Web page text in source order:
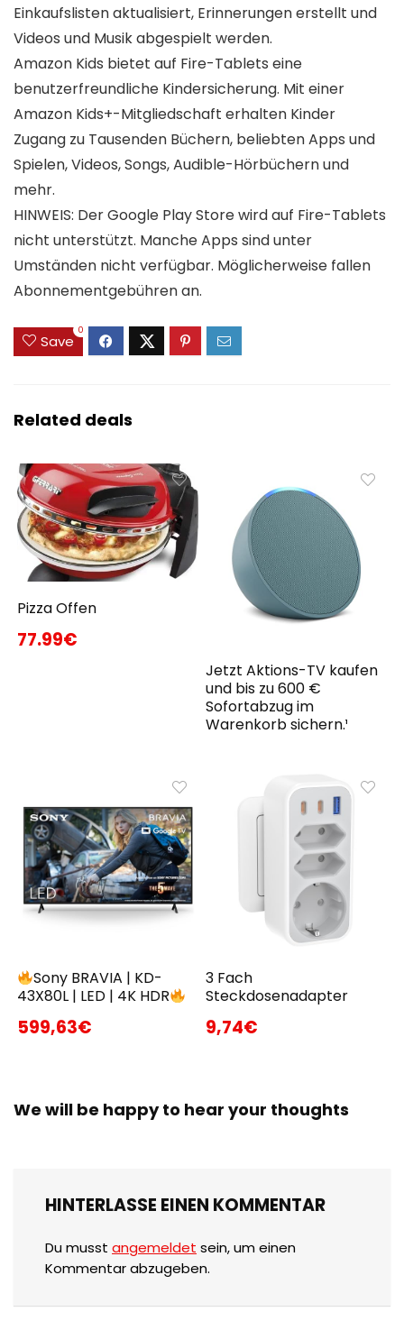
Einkaufslisten aktualisiert, Erinnerungen erstellt und
Videos und Musik abgespielt werden.
Amazon Kids bietet auf Fire-Tablets eine
benutzerfreundliche Kindersicherung. Mit einer
Amazon Kids+-Mitgliedschaft erhalten Kinder
Zugang zu Tausenden Büchern, beliebten Apps und
Spielen, Videos, Songs, Audible-Hörbüchern und
mehr.
HINWEIS: Der Google Play Store wird auf Fire-Tablets
nicht unterstützt. Manche Apps sind unter
Umständen nicht verfügbar. Möglicherweise fallen
Abonnementgebühren an.
Save
0
Related deals
Pizza Offen
77.99€
Jetzt Aktions-TV kaufen
und bis zu 600 €
Sofortabzug im
Warenkorb sichern.¹
Sony BRAVIA | KD-
43X80L | LED | 4K HDR
599,63€
3 Fach
Steckdosenadapter
9,74€
We will be happy to hear your thoughts
HINTERLASSE EINEN KOMMENTAR
Du musst angemeldet sein, um einen
Kommentar abzugeben.